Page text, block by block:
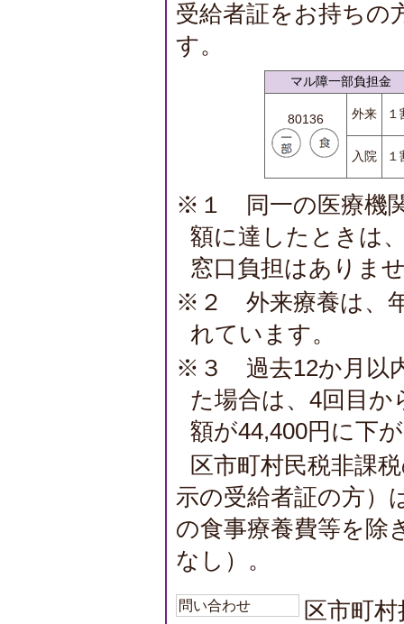
受給者証をお持ちの
す。
マル障一部負担金
80136 外来 １
入院 １
※１ 同一の医療機
額に達したときは
窓口負担はありま
※２ 外来療養は、
れています。
※３ 過去12か月以
た場合は、4回目か
額が44,400円に下
区市町村民税非課
示の受給者証の方）
の食事療養費等を除
なし）。
問い合わせ
区市町